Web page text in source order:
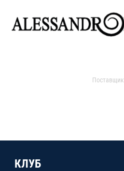
Поставщик
КЛУБ